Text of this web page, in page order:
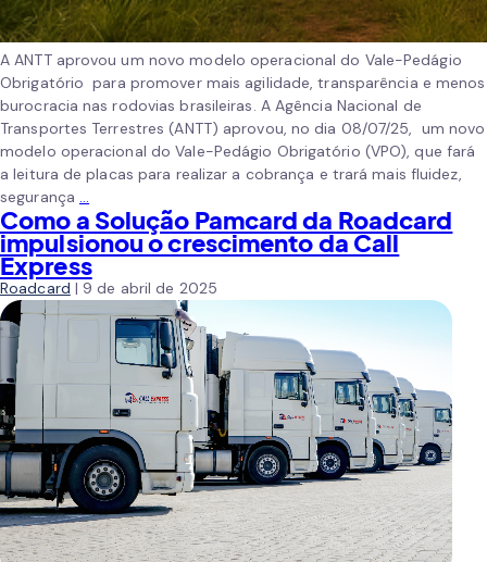
A ANTT aprovou um novo modelo operacional do Vale-Pedágio
Obrigatório para promover mais agilidade, transparência e menos
burocracia nas rodovias brasileiras. A Agência Nacional de
Transportes Terrestres (ANTT) aprovou, no dia 08/07/25, um novo
modelo operacional do Vale-Pedágio Obrigatório (VPO), que fará
a leitura de placas para realizar a cobrança e trará mais fluidez,
segurança …
Como a Solução Pamcard da Roadcard
impulsionou o crescimento da Call
Express
Roadcard | 9 de abril de 2025